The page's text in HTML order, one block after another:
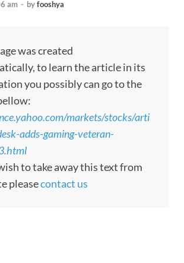
am - byfooshya
was created
to learn the article in its
you possibly can go to the
markets/stocks/arti
adds-gaming-veteran-
to take away this text from
pleasecontact us